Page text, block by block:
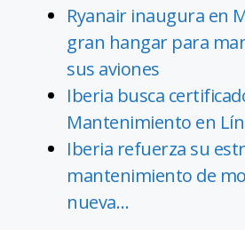
Ryanair inaugura en
gran hangar para
sus aviones
Iberia busca
Mantenimiento en
Iberia refuerza su
mantenimiento de
nueva…